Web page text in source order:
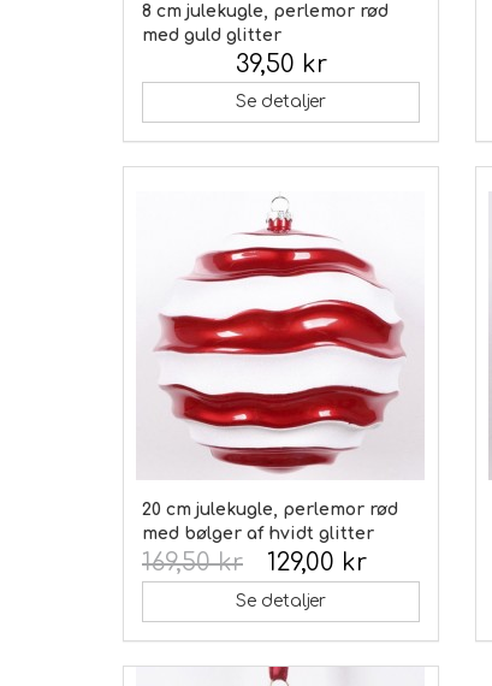
8 cm julekugle, perlemor rød
med guld glitter
39,50 kr
Se detaljer
20 cm julekugle, perlemor rød
med bølger af hvidt glitter
129,00 kr
169,50 kr
Se detaljer